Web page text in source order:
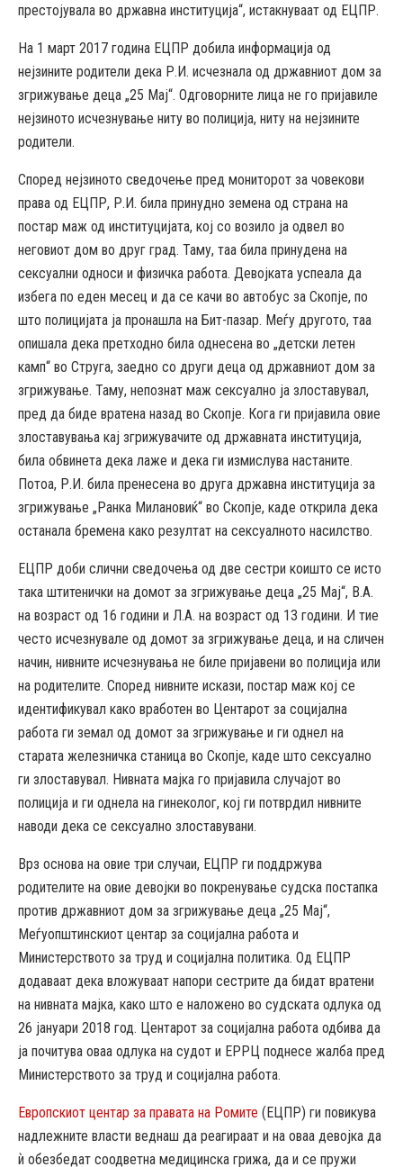
престојувала во државна институција“, истакнуваат од ЕЦПР.
На 1 март 2017 година ЕЦПР добила информација од
нејзините родители дека Р.И. исчезнала од државниот дом за
згрижување деца „25 Мај“. Одговорните лица не го пријавиле
нејзиното исчезнување ниту во полиција, ниту на нејзините
родители.
Според нејзиното сведочење пред мониторот за човекови
права од ЕЦПР, Р.И. била принудно земена од страна на
постар маж од институцијата, кој со возило ја одвел во
неговиот дом во друг град. Таму, таа била принудена на
сексуални односи и физичка работа. Девојката успеала да
избега по еден месец и да се качи во автобус за Скопје, по
што полицијата ја пронашла на Бит-пазар. Меѓу другото, таа
опишала дека претходно била однесена во „детски летен
камп“ во Струга, заедно со други деца од државниот дом за
згрижување. Таму, непознат маж сексуално ја злоставувал,
пред да биде вратена назад во Скопје. Кога ги пријавила овие
злоставувања кај згрижувачите од државната институција,
била обвинета дека лаже и дека ги измислува настаните.
Потоа, Р.И. била пренесена во друга државна институција за
згрижување „Ранка Милановиќ“ во Скопје, каде открила дека
останала бремена како резултат на сексуалното насилство.
ЕЦПР доби слични сведочења од две сестри коишто се исто
така штитенички на домот за згрижување деца „25 Мај“, В.А.
на возраст од 16 години и Л.А. на возраст од 13 години. И тие
често исчезнувале од домот за згрижување деца, и на сличен
начин, нивните исчезнувања не биле пријавени во полиција или
на родителите. Според нивните искази, постар маж кој се
идентификувал како вработен во Центарот за социјална
работа ги земал од домот за згрижување и ги однел на
старата железничка станица во Скопје, каде што сексуално
ги злоставувал. Нивната мајка го пријавила случајот во
полиција и ги однела на гинеколог, кој ги потврдил нивните
наводи дека се сексуално злоставувани.
Врз основа на овие три случаи, ЕЦПР ги поддржува
родителите на овие девојки во покренување судска постапка
против државниот дом за згрижување деца „25 Мај“,
Меѓуопштинскиот центар за социјална работа и
Министерството за труд и социјална политика. Од ЕЦПР
додаваат дека вложуваат напори сестрите да бидат вратени
на нивната мајка, како што е наложено во судската одлука од
26 јануари 2018 год. Центарот за социјална работа одбива да
ја почитува оваа одлука на судот и ЕРРЦ поднесе жалба пред
Министерството за труд и социјална работа.
Европскиот центар за правата на Ромите (ЕЦПР) ги повикува
надлежните власти веднаш да реагираат и на оваа девојка да
ѝ обезбедат соодветна медицинска грижа, да и се пружи